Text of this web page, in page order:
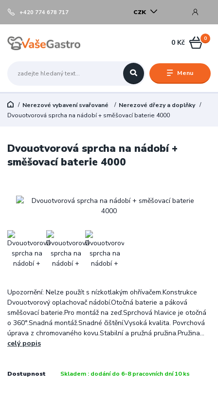
Menu
CZK
+420 774 678 717
0
0 Kč
Nerezové vybavení svařované
Nerezové dřezy a doplňky
Dvouotvorová sprcha na nádobí + směšovací baterie 4000
Dvouotvorová sprcha na nádobí +
směšovací baterie 4000
Upozornění: Nelze použít s nízkotlakým ohřívačem.Konstrukce
Dvouotvorový oplachovač nádobí.Otočná baterie a páková
směšovací baterie.Pro montáž na zeď.Sprchová hlavice je otočná
o 360°.Snadná montáž.Snadné čištění.Vysoká kvalita. Povrchová
úprava z chromovaného kovu.Stabilní a pružná pružina.Pružina...
celý popis
Dostupnost Skladem : dodání do 6-8 pracovních dní 10 ks